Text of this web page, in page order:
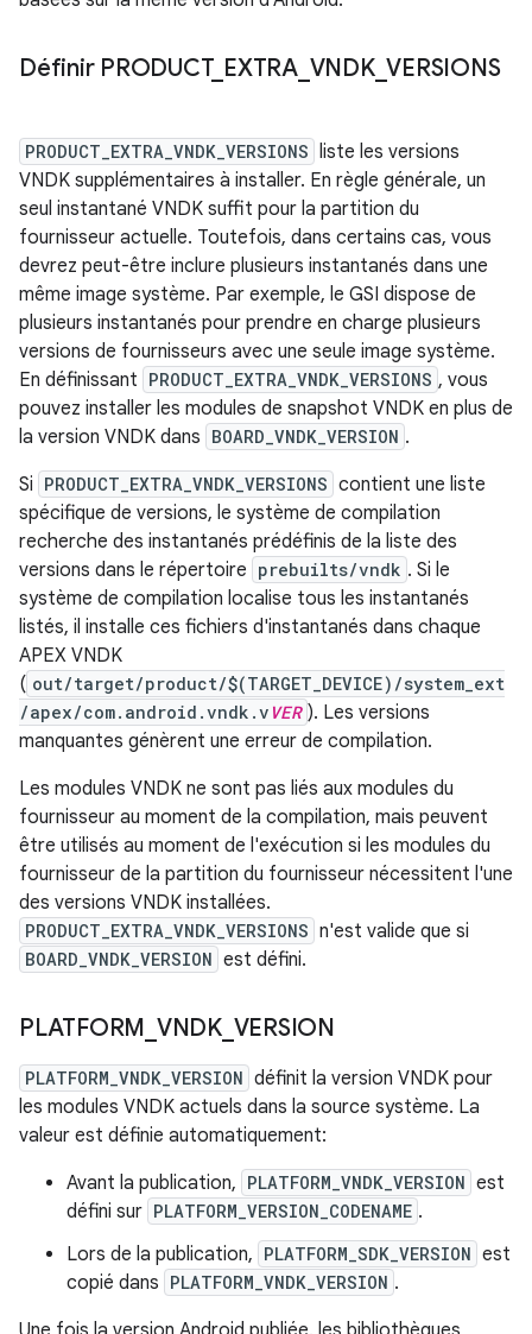
Définir PRODUCT_ EXTRA_ VNDK_VERSIONS
PRODUCT_EXTRA_VNDK_VERSIONS liste les versions
VNDK supplémentaires à installer. En règle générale, un
seul instantané VNDK suffit pour la partition du
fournisseur actuelle. Toutefois, dans certains cas, vous
devrez peut-être inclure plusieurs instantanés dans une
même image système. Par exemple, le GSI dispose de
plusieurs instantanés pour prendre en charge plusieurs
versions de fournisseurs avec une seule image système.
En définissant PRODUCT_EXTRA_VNDK_VERSIONS , vous
pouvez installer les modules de snapshot VNDK en plus de
la version VNDK dans BOARD_VNDK_VERSION .
Si PRODUCT_EXTRA_VNDK_VERSIONS contient une liste
spécifique de versions, le système de compilation
recherche des instantanés prédéfinis de la liste des
versions dans le répertoire prebuilts/vndk . Si le
système de compilation localise tous les instantanés
listés, il installe ces fichiers d'instantanés dans chaque
APEX VNDK
( out/target/product/$(TARGET_DEVICE)/system_ext
/apex/com.android.vndk.v VER ). Les versions
manquantes génèrent une erreur de compilation.
Les modules VNDK ne sont pas liés aux modules du
fournisseur au moment de la compilation, mais peuvent
être utilisés au moment de l'exécution si les modules du
fournisseur de la partition du fournisseur nécessitent l'une
des versions VNDK installées.
PRODUCT_EXTRA_VNDK_VERSIONS n'est valide que si
BOARD_VNDK_VERSION est défini.
PLATFORM VNDK_ VERSION
PLATFORM_VNDK_VERSION définit la version VNDK pour
les modules VNDK actuels dans la source système. La
valeur est définie automatiquement:
Avant la publication, PLATFORM_VNDK_VERSION est
défini sur PLATFORM_VERSION_CODENAME .
Lors de la publication, PLATFORM_SDK_VERSION est
copié dans PLATFORM_VNDK_VERSION .